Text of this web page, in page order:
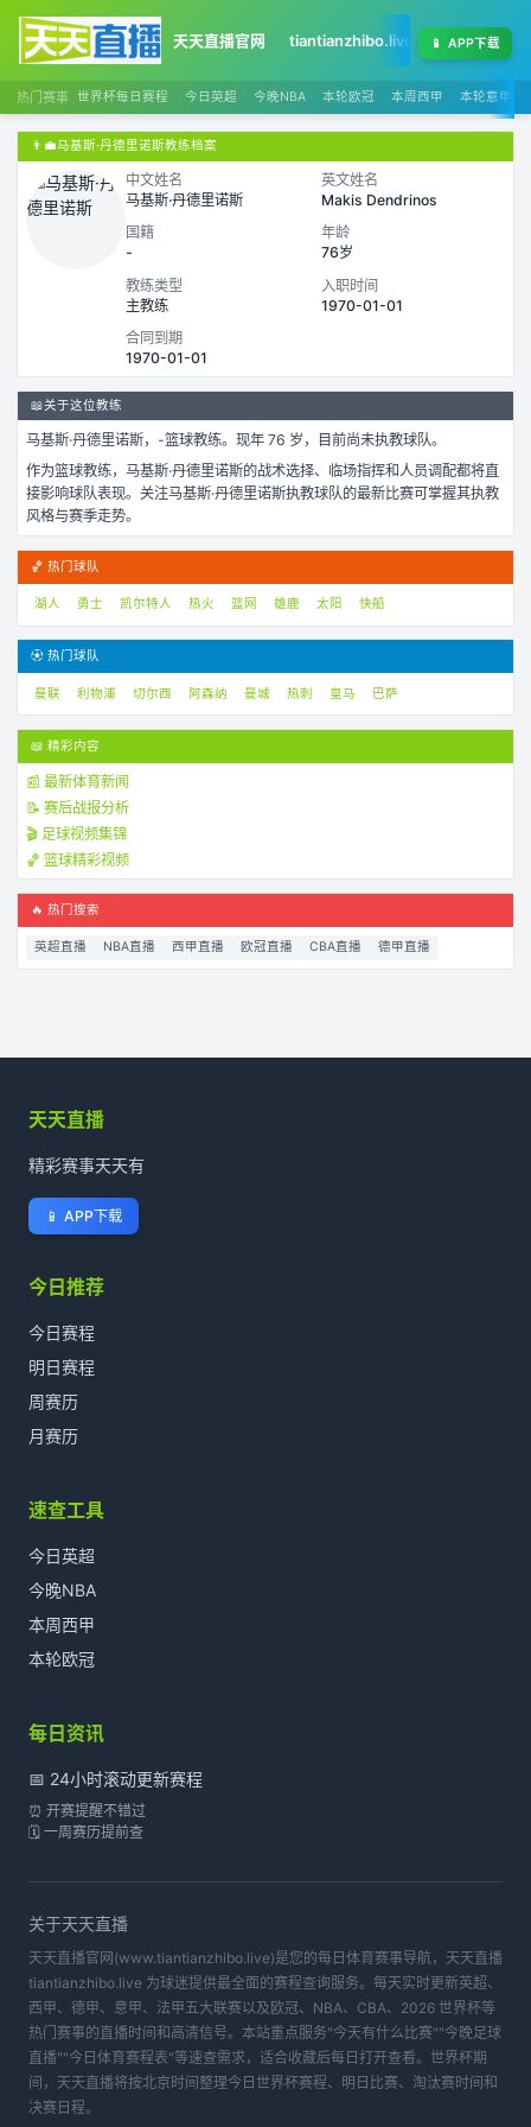
天天直播官网 tiantianzhibo.live 天天足球赛程
📱 APP下载
热门赛事 世界杯每日赛程 今日英超 今晚NBA 本轮欧冠 本周西甲 本轮意甲
👨‍💼马基斯·丹德里诺斯教练档案
中文姓名
马基斯·丹德里诺斯
英文姓名
Makis Dendrinos
国籍
-
年龄
76岁
教练类型
主教练
入职时间
1970-01-01
合同到期
1970-01-01
📖关于这位教练
马基斯·丹德里诺斯， -篮球教练。 现年 76 岁，
目前尚未执教球队。
作为篮球教练， 马基斯·丹德里诺斯的战术选择、临场指挥和人员调配都将直
接影响球队表现。关注马基斯·丹德里诺斯执教球队的最新比赛可掌握其执教
风格与赛季走势。
🏀 热门球队
湖人 勇士 凯尔特人 热火 篮网 雄鹿 太阳 快船
⚽ 热门球队
曼联 利物浦 切尔西 阿森纳 曼城 热刺 皇马 巴萨
📖 精彩内容
📰 最新体育新闻
📝 赛后战报分析
🎬 足球视频集锦
🏀 篮球精彩视频
🔥 热门搜索
英超直播 NBA直播 西甲直播 欧冠直播 CBA直播 德甲直播
天天直播
精彩赛事天天有
📱 APP下载
今日推荐
今日赛程
明日赛程
周赛历
月赛历
速查工具
今日英超
今晚NBA
本周西甲
本轮欧冠
每日资讯
📅 24小时滚动更新赛程
⏰ 开赛提醒不错过
🗓️ 一周赛历提前查
关于天天直播
天天直播官网(www.tiantianzhibo.live)是您的每日体育赛事导航，天天直播
tiantianzhibo.live 为球迷提供最全面的赛程查询服务。每天实时更新英超、
西甲、德甲、意甲、法甲五大联赛以及欧冠、NBA、CBA、2026 世界杯等
热门赛事的直播时间和高清信号。本站重点服务"今天有什么比赛""今晚足球
直播""今日体育赛程表"等速查需求，适合收藏后每日打开查看。世界杯期
间，天天直播将按北京时间整理今日世界杯赛程、明日比赛、淘汰赛时间和
决赛日程。